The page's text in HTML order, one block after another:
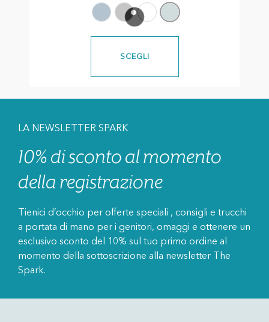
SCEGLI
LA NEWSLETTER SPARK
10% di sconto al momento
della registrazione
Tienici d’occhio per offerte speciali , consigli e trucchi
a portata di mano per i genitori, omaggi e ottenere un
esclusivo sconto del 10% sul tuo primo ordine al
momento della sottoscrizione alla newsletter The
Spark.